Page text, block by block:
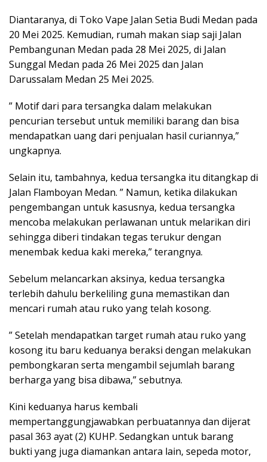
Diantaranya, di Toko Vape Jalan Setia Budi Medan pada
20 Mei 2025. Kemudian, rumah makan siap saji Jalan
Pembangunan Medan pada 28 Mei 2025, di Jalan
Sunggal Medan pada 26 Mei 2025 dan Jalan
Darussalam Medan 25 Mei 2025.
” Motif dari para tersangka dalam melakukan
pencurian tersebut untuk memiliki barang dan bisa
mendapatkan uang dari penjualan hasil curiannya,”
ungkapnya.
Selain itu, tambahnya, kedua tersangka itu ditangkap di
Jalan Flamboyan Medan. ” Namun, ketika dilakukan
pengembangan untuk kasusnya, kedua tersangka
mencoba melakukan perlawanan untuk melarikan diri
sehingga diberi tindakan tegas terukur dengan
menembak kedua kaki mereka,” terangnya.
Sebelum melancarkan aksinya, kedua tersangka
terlebih dahulu berkeliling guna memastikan dan
mencari rumah atau ruko yang telah kosong.
” Setelah mendapatkan target rumah atau ruko yang
kosong itu baru keduanya beraksi dengan melakukan
pembongkaran serta mengambil sejumlah barang
berharga yang bisa dibawa,” sebutnya.
Kini keduanya harus kembali
mempertanggungjawabkan perbuatannya dan dijerat
pasal 363 ayat (2) KUHP. Sedangkan untuk barang
bukti yang juga diamankan antara lain, sepeda motor,